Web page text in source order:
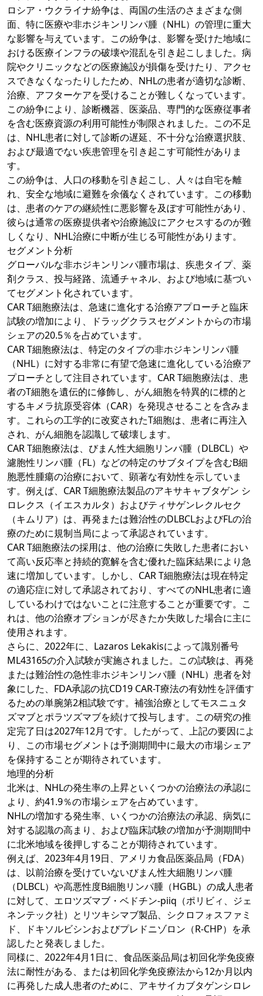
ロシア・ウクライナ紛争は、両国の生活のさまざまな側
面、特に医療や非ホジキンリンパ腫（NHL）の管理に重大
な影響を与えています。この紛争は、影響を受けた地域に
おける医療インフラの破壊や混乱を引き起こしました。病
院やクリニックなどの医療施設が損傷を受けたり、アクセ
スできなくなったりしたため、NHLの患者が適切な診断、
治療、アフターケアを受けることが難しくなっています。
この紛争により、診断機器、医薬品、専門的な医療従事者
を含む医療資源の利用可能性が制限されました。この不足
は、NHL患者に対して診断の遅延、不十分な治療選択肢、
および最適でない疾患管理を引き起こす可能性がありま
す。
この紛争は、人口の移動を引き起こし、人々は自宅を離
れ、安全な地域に避難を余儀なくされています。この移動
は、患者のケアの継続性に悪影響を及ぼす可能性があり、
彼らは通常の医療提供者や治療施設にアクセスするのが難
しくなり、NHL治療に中断が生じる可能性があります。
セグメント分析
グローバルな非ホジキンリンパ腫市場は、疾患タイプ、薬
剤クラス、投与経路、流通チャネル、および地域に基づい
てセグメント化されています。
CAR T細胞療法は、急速に進化する治療アプローチと臨床
試験の増加により、ドラッグクラスセグメントからの市場
シェアの20.5％を占めています。
CAR T細胞療法は、特定のタイプの非ホジキンリンパ腫
（NHL）に対する非常に有望で急速に進化している治療ア
プローチとして注目されています。CAR T細胞療法は、患
者のT細胞を遺伝的に修飾し、がん細胞を特異的に標的と
するキメラ抗原受容体（CAR）を発現させることを含みま
す。これらの工学的に改変されたT細胞は、患者に再注入
され、がん細胞を認識して破壊します。
CAR T細胞療法は、びまん性大細胞リンパ腫（DLBCL）や
濾胞性リンパ腫（FL）などの特定のサブタイプを含むB細
胞悪性腫瘍の治療において、顕著な有効性を示していま
す。例えば、CAR T細胞療法製品のアキサキャブタゲン シ
ロレクス（イエスカルタ）およびティサゲンレクルセク
（キムリア）は、再発または難治性のDLBCLおよびFLの治
療のために規制当局によって承認されています。
CAR T細胞療法の採用は、他の治療に失敗した患者におい
て高い反応率と持続的寛解を含む優れた臨床結果により急
速に増加しています。しかし、CAR T細胞療法は現在特定
の適応症に対して承認されており、すべてのNHL患者に適
しているわけではないことに注意することが重要です。こ
れは、他の治療オプションが尽きたか失敗した場合に主に
使用されます。
さらに、2022年に、Lazaros Lekakisによって識別番号
ML43165の介入試験が実施されました。この試験は、再発
または難治性の急性非ホジキンリンパ腫（NHL）患者を対
象にした、FDA承認の抗CD19 CAR-T療法の有効性を評価す
るための単腕第2相試験です。補強治療としてモスニュタ
ズマブとポラツズマブを続けて投与します。この研究の推
定完了日は2027年12月です。したがって、上記の要因によ
り、この市場セグメントは予測期間中に最大の市場シェア
を保持することが期待されています。
地理的分析
北米は、NHLの発生率の上昇といくつかの治療法の承認に
より、約41.9％の市場シェアを占めています。
NHLの増加する発生率、いくつかの治療法の承認、病気に
対する認識の高まり、および臨床試験の増加が予測期間中
に北米地域を後押しすることが期待されています。
例えば、2023年4月19日、アメリカ食品医薬品局（FDA）
は、以前治療を受けていないびまん性大細胞リンパ腫
（DLBCL）や高悪性度B細胞リンパ腫（HGBL）の成人患者
に対して、エロツズマブ・ベドチン-piiq（ポリビィ、ジェ
ネンテック社）とリツキシマブ製品、シクロフォスファミ
ド、ドキソルビシンおよびプレドニゾロン（R-CHP）を承
認したと発表しました。
同様に、2022年4月1日に、食品医薬品局は初回化学免疫療
法に耐性がある、または初回化学免疫療法から12か月以内
に再発した成人患者のために、アキサイカブタゲンシロレ